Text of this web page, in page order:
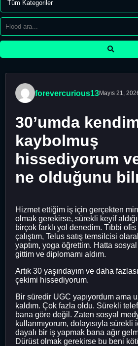
forevercurious13Mayıs 21,
30’umda
kaybolmuş
hissediyorum
ne olduğunu
Hizmet ettiğim iş için gerçekten
olmak gerekirse, sürekli keyif
birçok farklı yol denedim. Tıbbi
çalıştım, Telus satış temsilcisi
yaptım, yoga öğrettim. Hatta
gittim ve diplomamı aldım.
Artık 30 yaşındayım ve daha
çekimi hissediyorum.
Bir süredir UGC yapıyordum ama
kaldım. Çok fazla oldu. Sürekli
bana göre değil. Zaten sosyal
kullanmıyorum, dolayısıyla
dayalı bir iş yapmak bana ağır
Dürüst olmak gerekirse bu beni